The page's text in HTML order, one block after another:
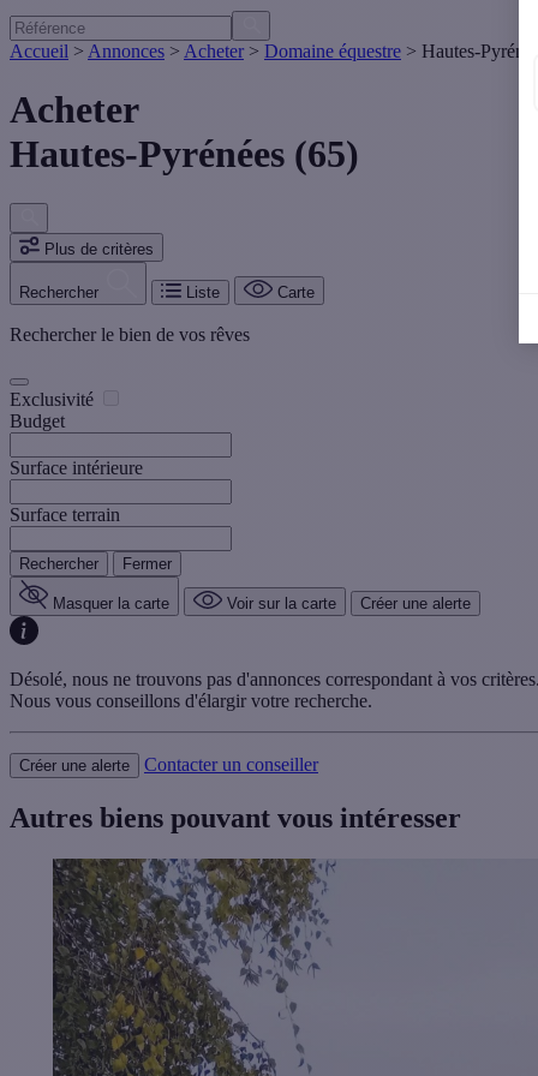
Accueil > Annonces > Acheter > Domaine équestre > Hautes-
Acheter
Hautes-Pyrénées (65)
Plus de critères
Rechercher Liste Carte
Rechercher le bien de vos rêves
Exclusivité
Budget
Surface intérieure
Surface terrain
Rechercher Fermer
Masquer la carte Voir sur la carte Créer une alerte
Désolé, nous ne trouvons pas d'annonces correspondant à vos
Nous vous conseillons d'élargir votre recherche.
Créer une alerte Contacter un conseiller
Autres biens pouvant vous intéresser